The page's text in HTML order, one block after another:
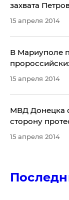
захвата
15 апреля 2014
В Мариуполе
15 апреля 2014
МВД Донецка
сторону
15 апреля 2014